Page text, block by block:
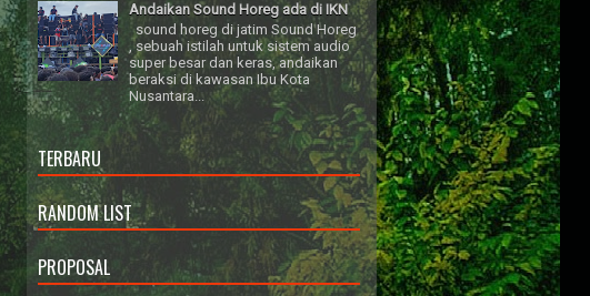
Andaikan Sound Horeg ada di IKN
sound horeg di jatim Sound Horeg
, sebuah istilah untuk sistem audio
super besar dan keras, andaikan
beraksi di kawasan Ibu Kota
Nusantara...
TERBARU
RANDOM LIST
PROPOSAL